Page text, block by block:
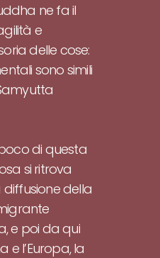
ne fa il
e
delle cose:
sono simili
di questa
si ritrova
della
e poi da qui
e l’Europa, la